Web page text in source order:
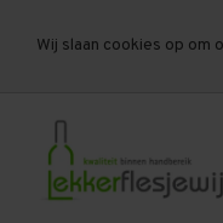
Wij slaan cookies op
Let op,